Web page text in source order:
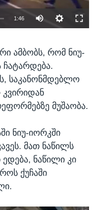
1:46
ამბობს, რომ ნიუ-
საკანონმდებლო
მუშაობა.
ნიუ-იორკში
მათ ნაწილს
ნაწილი კი
ქუჩაში